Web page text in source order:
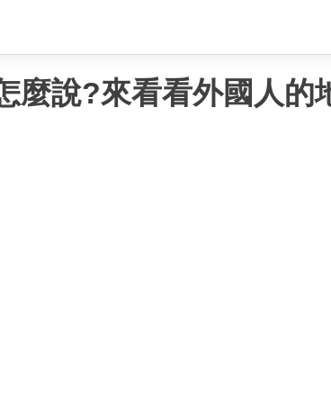
麼說?來看看外國人的